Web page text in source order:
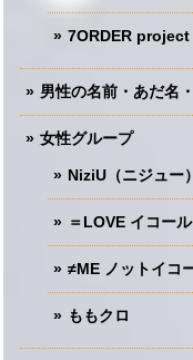
7ORDER project
男性の名前・あだ名
女性グループ
NiziU（ニジュー）
＝LOVE イコー
≠ME ノットイコ
ももクロ